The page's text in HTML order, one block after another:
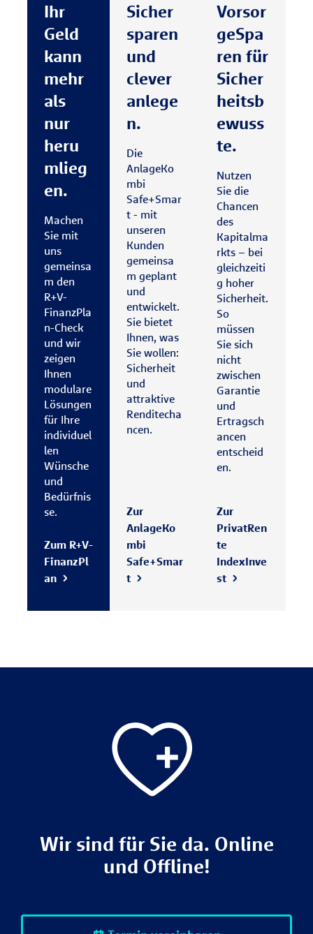
Ihr
Geld
kann
mehr
als
nur
heru
mlieg
en.
Machen
Sie mit
uns
gemeinsa
m den
R+V-
FinanzPla
n-Check
und wir
zeigen
Ihnen
modulare
Lösungen
für Ihre
individuel
len
Wünsche
und
Bedürfnis
se.
Zum R+V-
FinanzPl
an
Sicher
sparen
und
clever
anlege
n.
Die
AnlageKo
mbi
Safe+Smar
t - mit
unseren
Kunden
gemeinsa
m geplant
und
entwickelt.
Sie bietet
Ihnen, was
Sie wollen:
Sicherheit
und
attraktive
Renditecha
ncen.
Zur
AnlageKo
mbi
Safe+Smar
t
Vorsor
geSpa
ren für
Sicher
heitsb
ewuss
te.
Nutzen
Sie die
Chancen
des
Kapitalma
rkts – bei
gleichzeiti
g hoher
Sicherheit.
So
müssen
Sie sich
nicht
zwischen
Garantie
und
Ertragsch
ancen
entscheid
en.
Zur
PrivatRen
te
IndexInve
st
Wir sind für Sie da. Online
und Offline!